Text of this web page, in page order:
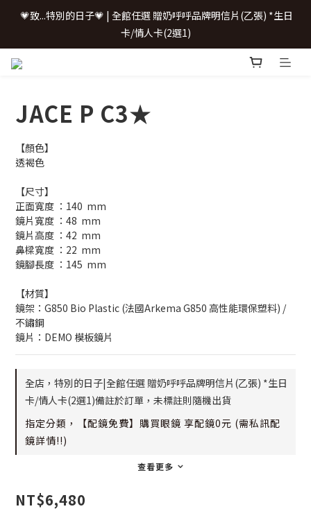
卡/情人卡(2選1)
卡/情人卡(2選1)
購鏡即享配件加購優惠
💗致...特別的日子💗 | 全館任選 贈奶呼呼品牌明信片(乙張) *生日
JACE P C3★
【顏色】
透褐色
【尺寸】
正面寬度 ：140  mm
鏡片寬度 ：48  mm
鏡片高度 ：42  mm
鼻樑寬度 ：22  mm
鏡腳長度 ：145  mm
【材質】
鏡架：G850 Bio Plastic (法國Arkema G850 高性能環保塑料) /
不鏽鋼
鏡片：DEMO 模板鏡片
全店，特別的日子|全館任選 贈奶呼呼品牌明信片(乙張) *生日
卡/情人卡(2選1)備註於訂單，未標註則隨機出貨
指定分類，【配鏡免費】購買眼鏡 享配鏡0元 (需私訊配
鏡詳情!!)
查看更多
NT$6,480